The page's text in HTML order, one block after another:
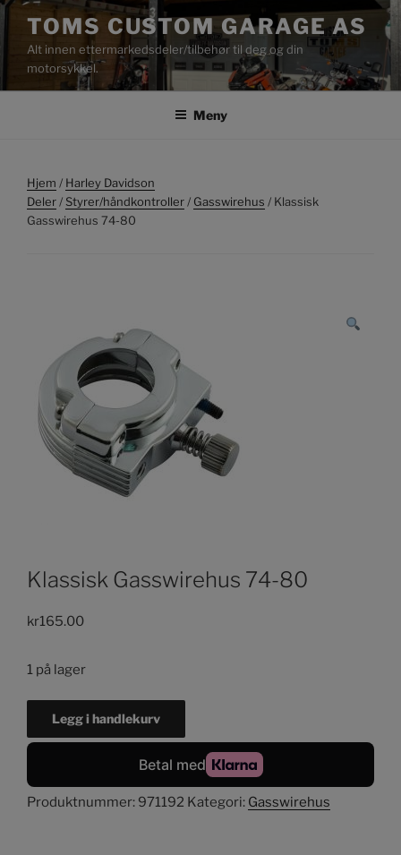
Gå
innhold
TOMS CUSTOM GARAGE AS
Alt innen ettermarkedsdeler/tilbehør til deg og din
motorsykkel.
Meny
Hjem / Harley Davidson
Deler / Styrer/håndkontroller / Gasswirehus / Klassisk
Gasswirehus 74-80
Klassisk Gasswirehus 74-80
kr165.00
1 på lager
Klassisk
Gasswirehus
74-
antall
Legg i handlekurv
Produktnummer: 971192 Kategori: Gasswirehus